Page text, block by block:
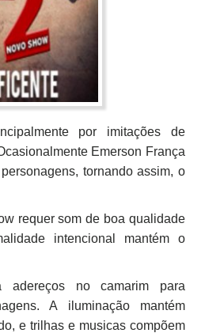
por imitações de
Emerson França
tornando assim, o
requer som de boa qualidade
intencional mantém o
adereços no camarim para
A iluminação mantém
e trilhas e musicas compõem